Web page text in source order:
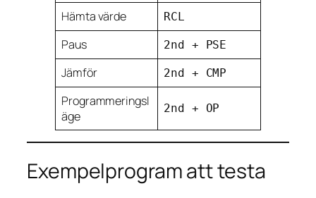
Hämta värde RCL
Paus 2nd + PSE
Jämför 2nd + CMP
Programmeringsl
äge
2nd + OP
Exempelprogram att testa